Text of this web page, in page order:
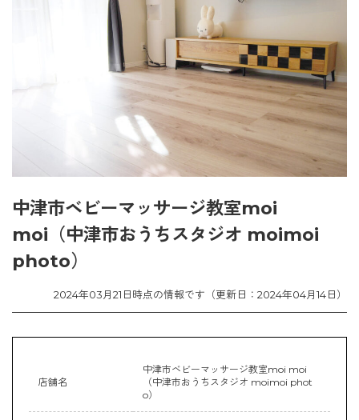
中津市ベビーマッサージ教室moi
moi（中津市おうちスタジオ moimoi
photo）
2024年03月21日時点の情報です（更新日：2024年04月14日）
店舗名
中津市ベビーマッサージ教室moi moi
（中津市おうちスタジオ moimoi phot
o）